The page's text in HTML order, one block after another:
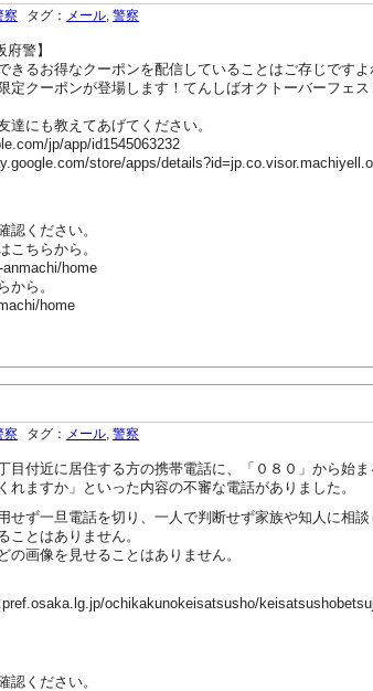
察 タグ： メール 警察
警】
きるお得なクーポンを配信していることはご存じですよ
定クーポンが登場します！てんしばオクトーバーフェ
にも教えてあげてください。
jp/app/id1545063232
store/apps/
認ください。
こちらから。
home
から。
home
察 タグ： メール 警察
付近に居住する方の携帯電話に、「０８０」から始
ますか」といった内容の不審な電話がありました。
ず一旦電話を切り、一人で判断せず家族や知人に相談
とはありません。
画像を見せることはありません。
ochikakunokeisatsusho/
認ください。